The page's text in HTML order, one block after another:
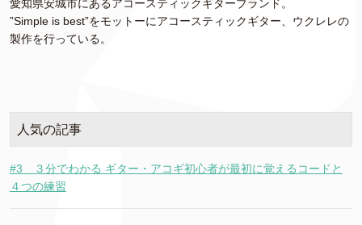
愛知県安城市にあるアコースティックギターブランド。
”Simple is best”をモットーにアコースティックギター、ウクレレの
製作を行っている。
人気の記事
#3 ３分でわかる ギター・アコギ初心者が最初に覚えるコードと
４つの練習